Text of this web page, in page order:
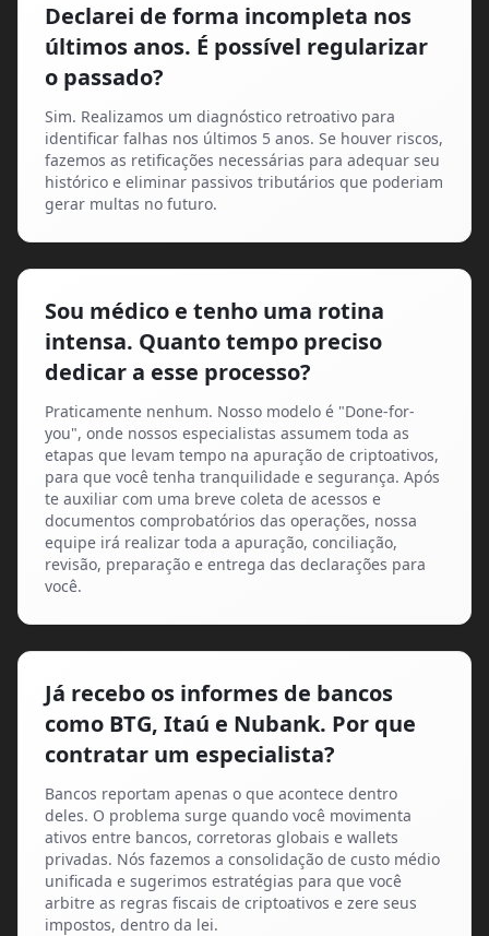
Declarei de forma incompleta nos
últimos anos. É possível regularizar
o passado?
Sim. Realizamos um diagnóstico retroativo para
identificar falhas nos últimos 5 anos. Se houver riscos,
fazemos as retificações necessárias para adequar seu
histórico e eliminar passivos tributários que poderiam
gerar multas no futuro.
Sou médico e tenho uma rotina
intensa. Quanto tempo preciso
dedicar a esse processo?
Praticamente nenhum. Nosso modelo é "Done-for-
you", onde nossos especialistas assumem toda as
etapas que levam tempo na apuração de criptoativos,
para que você tenha tranquilidade e segurança. Após
te auxiliar com uma breve coleta de acessos e
documentos comprobatórios das operações, nossa
equipe irá realizar toda a apuração, conciliação,
revisão, preparação e entrega das declarações para
você.
Já recebo os informes de bancos
como BTG, Itaú e Nubank. Por que
contratar um especialista?
Bancos reportam apenas o que acontece dentro
deles. O problema surge quando você movimenta
ativos entre bancos, corretoras globais e wallets
privadas. Nós fazemos a consolidação de custo médio
unificada e sugerimos estratégias para que você
arbitre as regras fiscais de criptoativos e zere seus
impostos, dentro da lei.